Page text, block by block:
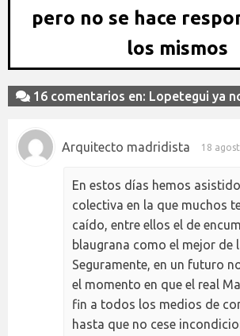
pero no se hace
los mismos
16 comentarios en: Lopetegui ya
Arquitecto madridista 18
En estos días hemos
colectiva en la que muchos
caído, entre ellos el de
blaugrana como el mejor de
Seguramente, en un futuro
el momento en que el real
fin a todos los medios de
hasta que no cese